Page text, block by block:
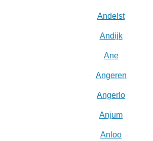
Andelst
Andijk
Ane
Angeren
Angerlo
Anjum
Anloo